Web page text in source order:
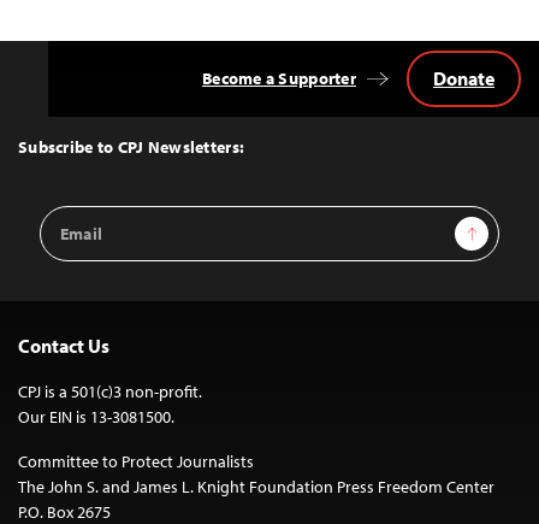
Top
Subscribe to CPJ Newsletters:
Email
Address
Sign Up
Become a Supporter Donate
Contact Us
CPJ is a 501(c)3 non-profit.
Our EIN is 13-3081500.
Committee to Protect Journalists
The John S. and James L. Knight Foundation Press Freedom Center
P.O. Box 2675